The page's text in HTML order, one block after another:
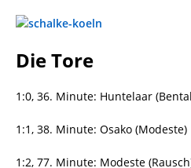
Die Tore
1:0, 36. Minute: Huntelaar
1:1, 38. Minute: Osako (Modeste)
1:2, 77. Minute: Modeste